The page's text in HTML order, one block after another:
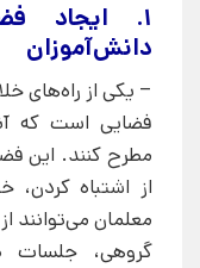
1. ایجاد فضای باز برای
دانش‌آموزان
– یکی از راه‌های
فضایی است که
مطرح کنند. این
از اشتباه
معلمان می‌توانند
گروهی، جلسات